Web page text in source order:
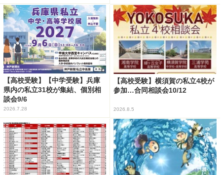
【高校受験】【中学受験】兵庫
県内の私立31校が集結、個別相
談会9/6
2026.7.28
【高校受験】横須賀の私立4校が
参加…合同相談会10/12
2026.8.5